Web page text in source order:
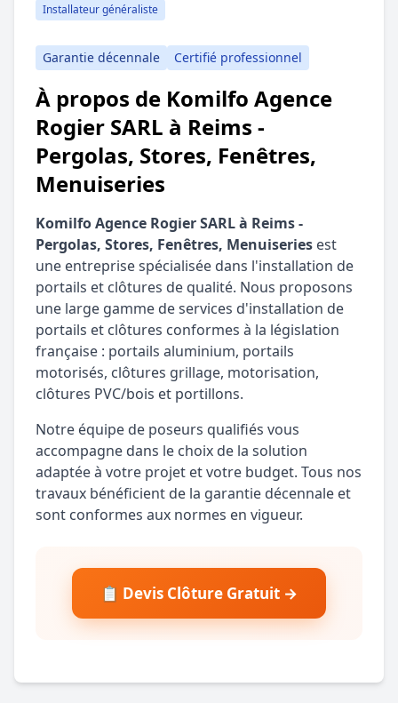
Installateur généraliste
Garantie décennale Certifié professionnel
À propos de Komilfo Agence
Rogier SARL à Reims -
Pergolas, Stores, Fenêtres,
Menuiseries
Komilfo Agence Rogier SARL à Reims -
Pergolas, Stores, Fenêtres, Menuiseries est
une entreprise spécialisée dans l'installation de
portails et clôtures de qualité. Nous proposons
une large gamme de services d'installation de
portails et clôtures conformes à la législation
française : portails aluminium, portails
motorisés, clôtures grillage, motorisation,
clôtures PVC/bois et portillons.
Notre équipe de poseurs qualifiés vous
accompagne dans le choix de la solution
adaptée à votre projet et votre budget. Tous nos
travaux bénéficient de la garantie décennale et
sont conformes aux normes en vigueur.
📋 Devis Clôture Gratuit →